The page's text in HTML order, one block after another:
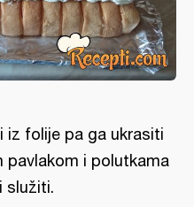
iz folije pa ga ukrasiti
pavlakom i polutkama
služiti.